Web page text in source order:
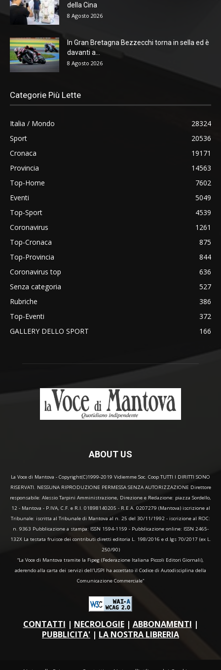
della Cina
8 Agosto 2026
In Gran Bretagna Bezzecchi torna in sella ed è
davanti a...
8 Agosto 2026
Categorie Più Lette
Italia / Mondo
28324
Sport
20536
Cronaca
19171
Provincia
14563
Top-Home
7602
Eventi
5049
Top-Sport
4539
Coronavirus
1261
Top-Cronaca
875
Top-Provincia
844
Coronavirus top
636
Senza categoria
527
Rubriche
386
Top-Eventi
372
GALLERY DELLO SPORT
166
ABOUT US
La Voce di Mantova - Copyright(C)1999-2019 Vidiemme Soc. Coop TUTTI I DIRITTI SONO
RISERVATI. NESSUNA RIPRODUZIONE PERMESSA SENZA AUTORIZZAZIONE Direttore
responsabile: Alessio Tarpini Amministrazione, Direzione e Redazione: piazza Sordello,
12 - Mantova - P.IVA, C.F. e R.I. 01898140205 - R.E.A. 0207279 (Mantova) iscrizione al
Tribunale: iscritta al Tribunale di Mantova al n. 25 del 30/11/1992 - iscrizione al ROC:
n. 9363 Pubblicazione a stampa: ISSN 1594-1159 - Pubblicazione online: ISSN 2465-
132X La testata fruisce dei contributi diretti editoria L. 198/2016 e d.lgs 70/2017 (ex L.
250/90)
“La Voce di Mantova tramite la Fipeg (Federazione Italiana Piccoli Editori Giornali),
aderendo alla carta dei servizi dell'USPI ha accettato il Codice di Autodisciplina della
Comunicazione Commerciale"
CONTATTI | NECROLOGIE| ABBONAMENTI |
PUBBLICITA' | LA NOSTRA LIBRERIA